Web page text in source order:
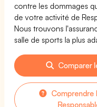
contre les dommages
de votre activité de
Nous trouvons
salle de sports la plus
Comparer
Comprendre